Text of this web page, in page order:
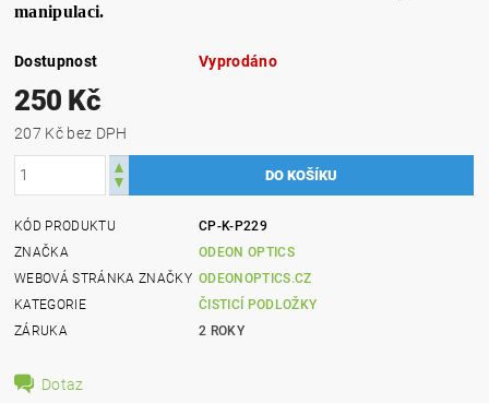
manipulaci.
Dostupnost Vyprodáno
250 Kč
207 Kč bez DPH
KÓD PRODUKTU
CP-K-P229
ZNAČKA
ODEON OPTICS
WEBOVÁ STRÁNKA ZNAČKY ODEONOPTICS.CZ
KATEGORIE
ČISTICÍ PODLOŽKY
ZÁRUKA
2 ROKY
Dotaz